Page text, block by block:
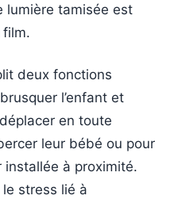
lumière tamisée est
deux fonctions
l’enfant et
en toute
leur bébé ou pour
à proximité.
le stress lié à